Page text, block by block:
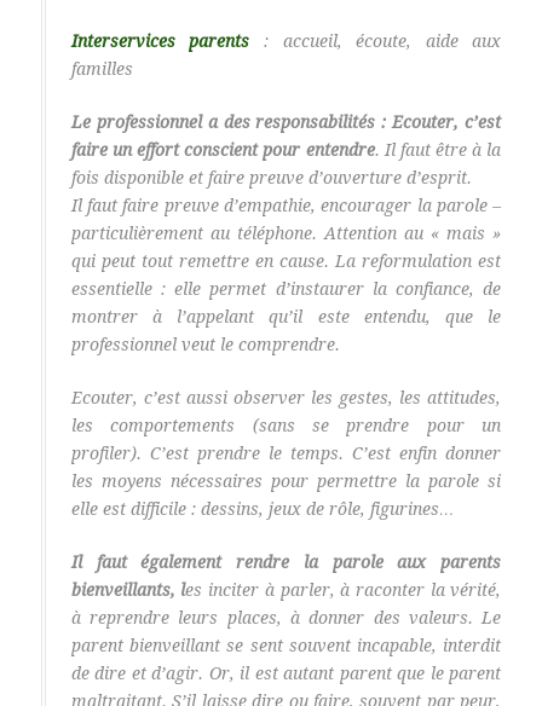
Interservices parents : accueil, écoute, aide aux
familles
Le professionnel a des responsabilités : Ecouter, c’est
faire un effort conscient pour entendre. Il faut être à la
fois disponible et faire preuve d’ouverture d’esprit.
Il faut faire preuve d’empathie, encourager la parole –
particulièrement au téléphone. Attention au « mais »
qui peut tout remettre en cause. La reformulation est
essentielle : elle permet d’instaurer la confiance, de
montrer à l’appelant qu’il este entendu, que le
professionnel veut le comprendre.
Ecouter, c’est aussi observer les gestes, les attitudes,
les comportements (sans se prendre pour un
profiler). C’est prendre le temps. C’est enfin donner
les moyens nécessaires pour permettre la parole si
elle est difficile : dessins, jeux de rôle, figurines…
Il faut également rendre la parole aux parents
bienveillants, les inciter à parler, à raconter la vérité,
à reprendre leurs places, à donner des valeurs. Le
parent bienveillant se sent souvent incapable, interdit
de dire et d’agir. Or, il est autant parent que le parent
maltraitant. S’il laisse dire ou faire, souvent par peur,